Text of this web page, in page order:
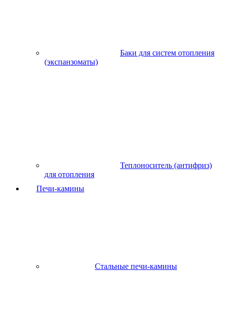
Баки для систем отопления
(экспанзоматы)
Теплоноситель (антифриз)
для отопления
Печи-камины
Стальные печи-камины